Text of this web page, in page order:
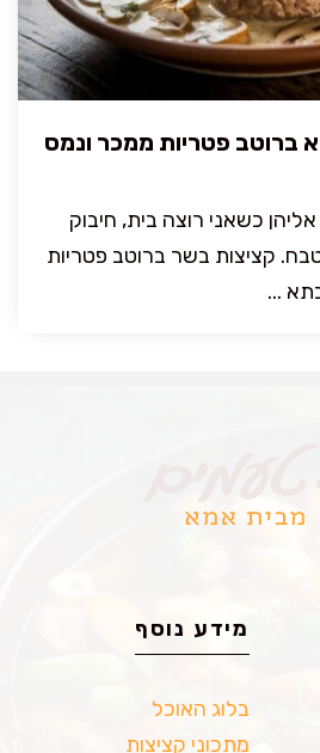
ברוטב פטריות ממכר ונמס
כשאני רוצה בית, חיבוק
קציצות בשר ברוטב פטריות
...
מידע נוסף
בלוג האוכל
מתכוני קציצות